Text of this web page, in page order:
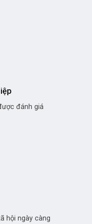
đánh giá
hội ngày càng